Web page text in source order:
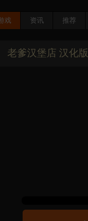
戏 资讯 推荐
老爹汉堡店 汉化版